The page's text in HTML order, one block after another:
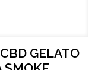
GELATO